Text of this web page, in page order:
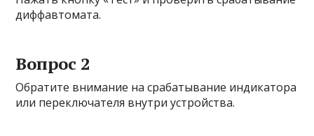
диффавтомата.
Вопрос 2
Обратите внимание на срабатывание индикатора
или переключателя внутри устройства.